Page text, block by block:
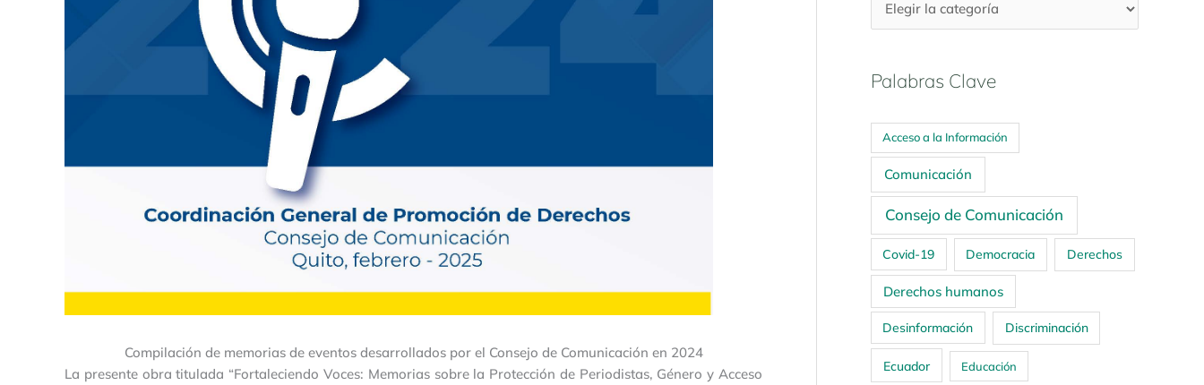
Compilación de memorias de eventos desarrollados por el Consejo de Comunicación en 2024
La presente obra titulada “Fortaleciendo Voces: Memorias sobre la Protección de Periodistas, Género y Acceso
Palabras Clave
Acceso a la Información
Comunicación
Consejo de Comunicación
Covid-19 Democracia Derechos
Derechos humanos
Desinformación Discriminación
Ecuador Educación